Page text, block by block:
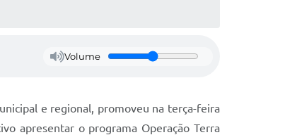
Volume
e regional, promoveu na terça-feira
apresentar o programa Operação Terra